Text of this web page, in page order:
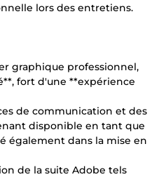
lors des entretiens.
graphique professionnel,
fort d'une **expérience
de communication et des
disponible en tant que
également dans la mise en
de la suite Adobe tels